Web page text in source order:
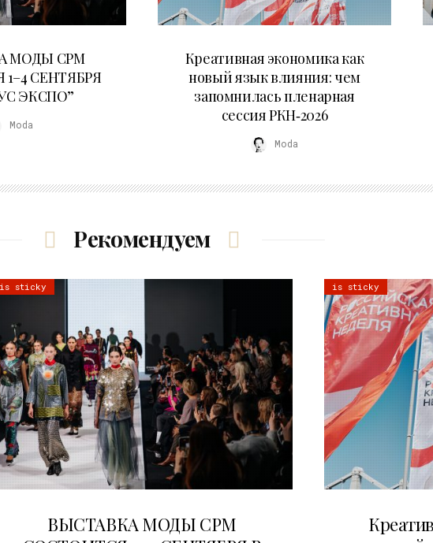
МОДЫ CPM
СЕНТЯБРЯ
ЭКСПО”
Moda
Креативная экономика как
новый язык влияния: чем
запомнилась пленарная
сессия РКН‑2026
Moda
Рекомендуем
is sticky
ВЫСТАВКА МОДЫ CPM
is sticky